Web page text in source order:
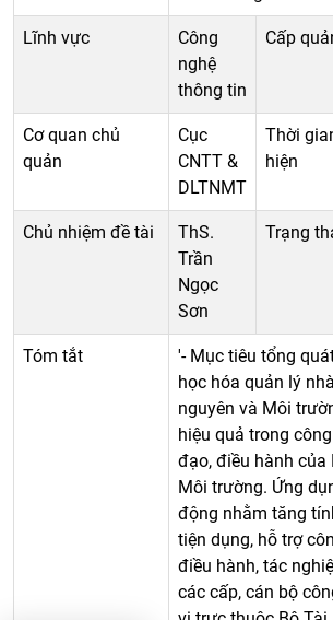
Lĩnh vực
Công
nghệ
thông tin
Cấp
Cơ quan chủ
quản
Cục
CNTT &
DLTNMT
Thời
hiện
Chủ nhiệm đề tài
ThS.
Trần
Ngọc
Sơn
Trạng
Tóm tắt
'- Mục tiêu tổng
học hóa quản lý
nguyên và Môi
hiệu quả trong
đạo, điều hành của
Môi trường. Ứng
động nhằm tăng
tiện dụng, hỗ trợ
điều hành, tác
các cấp, cán bộ